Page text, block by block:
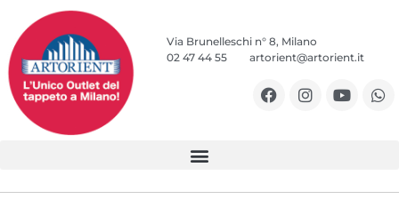
Via Brunelleschi n° 8, Milano
02 47 44 55
artorient@artorient.it